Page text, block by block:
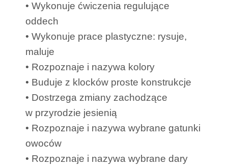
• Wykonuje ćwiczenia regulujące
oddech
• Wykonuje prace plastyczne: rysuje,
maluje
• Rozpoznaje i nazywa kolory
• Buduje z klocków proste konstrukcje
• Dostrzega zmiany zachodzące
w przyrodzie jesienią
• Rozpoznaje i nazywa wybrane gatunki
owoców
• Rozpoznaje i nazywa wybrane dary